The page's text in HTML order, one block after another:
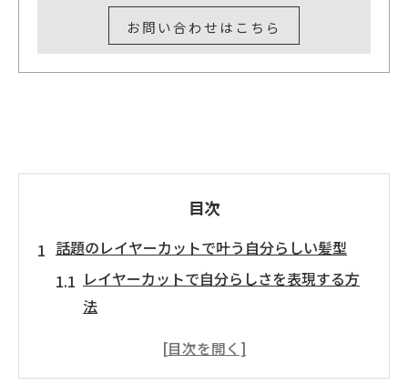
お問い合わせはこちら
目次
話題のレイヤーカットで叶う自分らしい髪型
レイヤーカットで自分らしさを表現する方
法
トレンドを押さえたレイヤーカットの魅力